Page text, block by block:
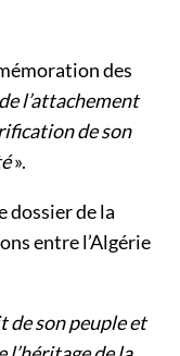
des
l’attachement
de son
».
dossier de la
entre l’Algérie
de son peuple et